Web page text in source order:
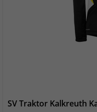
SV Traktor Kalkreuth